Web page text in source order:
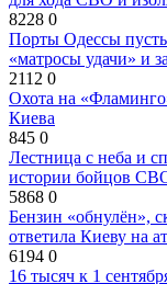
8228 0
Порты Одессы
«матросы удачи» и
2112 0
Охота на
Киева
845 0
Лестница с неба и
истории бойцов
5868 0
Бензин «обнулён»,
ответила Киеву на
6194 0
16 тысяч к 1